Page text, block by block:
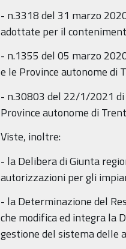
- n.3318 del 31 marzo
adottate per il
- n.1355 del 05 marzo
e le Province autonome di
- n.30803 del 22/1/2021
Province autonome di
Viste, inoltre:
- la Delibera di Giunta
autorizzazioni per gli
- la Determinazione del
che modifica ed integra la
gestione del sistema